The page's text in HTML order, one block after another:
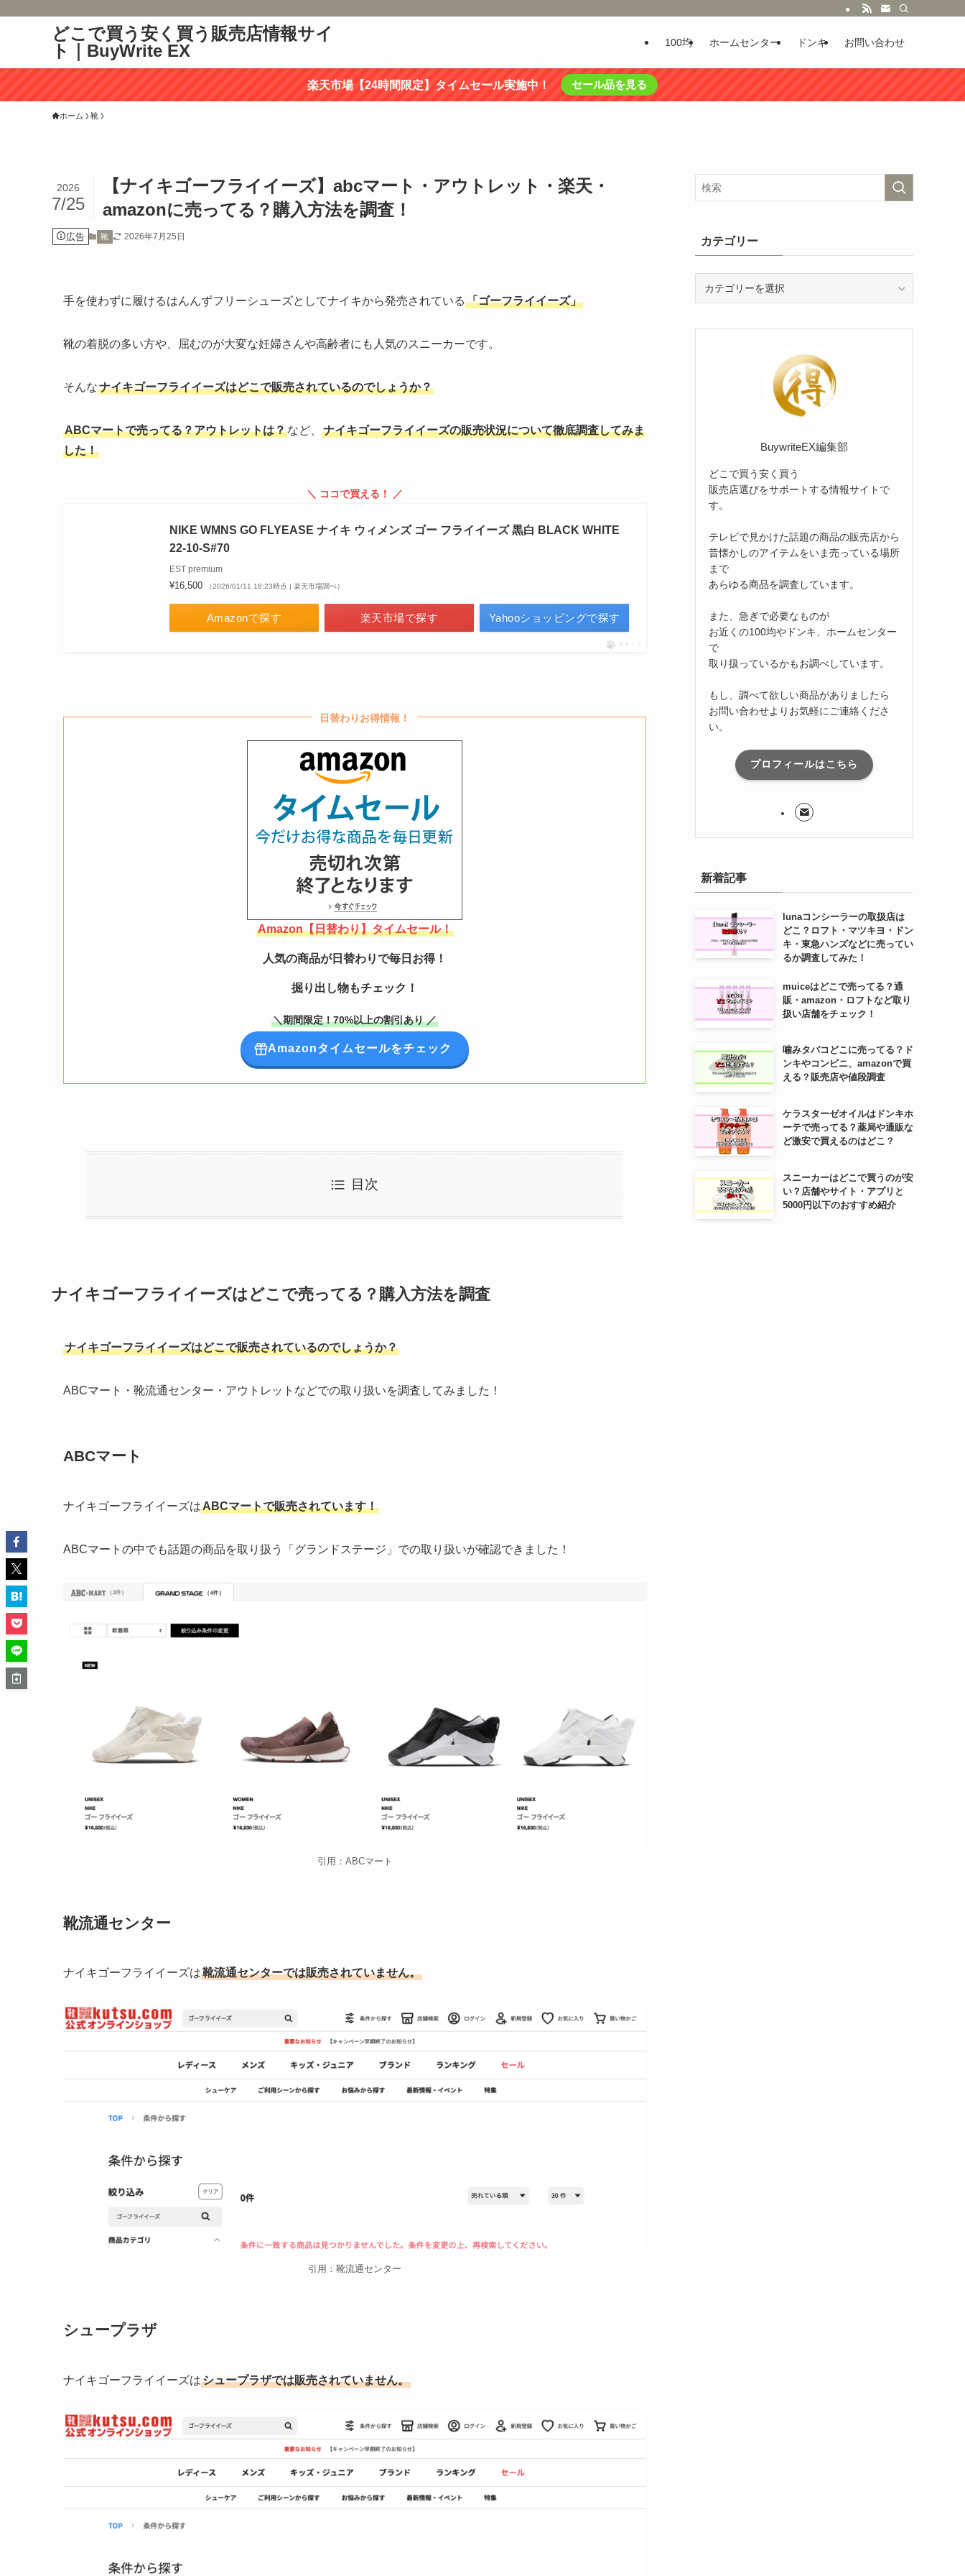
どこで買う安く買う販売店情報サイ
ト｜BuyWrite EX
100均 ホームセンター ドンキ お問い合わせ
楽天市場【24時間限定】タイムセール実施中！ セール品を見る
ホーム 靴
【ナイキゴーフライイーズ】abcマート・アウトレット・楽天・
amazonに売ってる？購入方法を調査！
2026
7/25
広告 靴 2026年7月25日
手を使わずに履けるはんんずフリーシューズとしてナイキから発売されている 「ゴーフライイーズ」
靴の着脱の多い方や、屈むのが大変な妊婦さんや高齢者にも人気のスニーカーです。
そんなナイキゴーフライイーズはどこで販売されているのでしょうか？
ABCマートで売ってる？アウトレットは？など、
ナイキゴーフライイーズの販売状況について徹底調査してみま
した！
＼ ココで買える！ ／
NIKE WMNS GO FLYEASE ナイキ ウィメンズ ゴー フライイーズ 黒白 BLACK WHITE
22-10-S#70
EST premium
¥16,500 （2026/01/11 18:23時点 | 楽天市場調べ）
Amazonで探す 楽天市場で探す Yahooショッピングで探す
ポチップ
日替わりお得情報！
Amazon【日替わり】タイムセール！
人気の商品が日替わりで毎日お得！
掘り出し物もチェック！
＼期間限定！70%以上の割引あり ／
Amazonタイムセールをチェック
目次
ナイキゴーフライイーズはどこで売ってる？購入方法を調査
ナイキゴーフライイーズはどこで販売されているのでしょうか？
ABCマート・靴流通センター・アウトレットなどでの取り扱いを調査してみました！
ABCマート
ナイキゴーフライイーズはABCマートで販売されています！
ABCマートの中でも話題の商品を取り扱う「グランドステージ」での取り扱いが確認できました！
引用：ABCマート
靴流通センター
ナイキゴーフライイーズは靴流通センターでは販売されていません。
引用：靴流通センター
シュープラザ
ナイキゴーフライイーズはシュープラザでは販売されていません。
カテゴリー
リ
BuywriteEX編集部
どこで買う安く買う
販売店選びをサポートする情報サイトで
す。
テレビで見かけた話題の商品の販売店から
昔懐かしのアイテムをいま売っている場所
まで
あらゆる商品を調査しています。
また、急ぎで必要なものが
お近くの100均やドンキ、ホームセンター
で
取り扱っているかもお調べしています。
もし、調べて欲しい商品がありましたら
お問い合わせよりお気軽にご連絡くださ
い。
プロフィールはこちら
新着記事
lunaコンシーラーの取扱店は
どこ？ロフト・マツキヨ・ドン
キ・東急ハンズなどに売ってい
るか調査してみた！
muiceはどこで売ってる？通
販・amazon・ロフトなど取り
扱い店舗をチェック！
噛みタバコどこに売ってる？ド
ンキやコンビニ、amazonで買
える？販売店や値段調査
ケラスターゼオイルはドンキホ
ーテで売ってる？薬局や通販な
ど激安で買えるのはどこ？
スニーカーはどこで買うのが安
い？店舗やサイト・アプリと
5000円以下のおすすめ紹介